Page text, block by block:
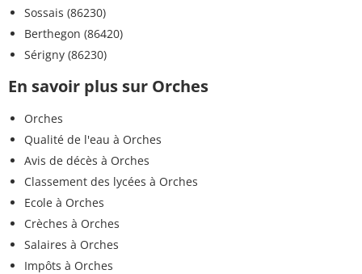
Sossais (86230)
Berthegon (86420)
Sérigny (86230)
En savoir plus sur Orches
Orches
Qualité de l'eau à Orches
Avis de décès à Orches
Classement des lycées à Orches
Ecole à Orches
Crèches à Orches
Salaires à Orches
Impôts à Orches